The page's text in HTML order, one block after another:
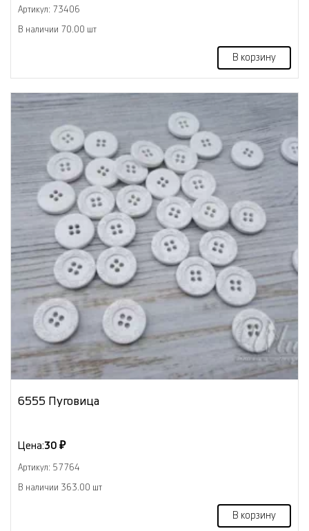
Артикул: 73406
В наличии 70.00 шт
В корзину
6555 Пуговица
Цена:30 ₽
Артикул: 57764
В наличии 363.00 шт
В корзину